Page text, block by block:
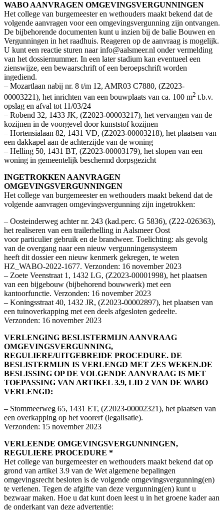
WABO AANVRAGEN OMGEVINGSVERGUNNINGEN
Het college van burgemeester en wethouders maakt bekend dat de
volgende aanvragen voor een omgevingsvergunning zijn ontvangen.
De bijbehorende documenten kunt u inzien bij de balie Bouwen en
Vergunningen in het raadhuis. Reageren op de aanvraag is mogelijk.
U kunt een reactie sturen naar info@aalsmeer.nl onder vermelding
van het dossiernummer. In een later stadium kan eventueel een
zienswijze, een bewaarschrift of een beroepschrift worden
ingediend.
– Mozartlaan nabij nr. 8 t/m 12, AMR03 C7880, (Z2023-
00003221), het inrichten van een bouwplaats van ca. 100 m2 t.b.v.
opslag en afval tot 11/03/24
– Robend 32, 1433 JK, (Z2023-00003217), het vervangen van de
kozijnen in de voorgevel door kunststof kozijnen
– Hortensialaan 82, 1431 VD, (Z2023-00003218), het plaatsen van
een dakkapel aan de achterzijde van de woning
– Helling 50, 1431 BT, (Z2023-00003179), het slopen van een
woning in gemeentelijk beschermd dorpsgezicht
INGETROKKEN AANVRAGEN
OMGEVINGSVERGUNNINGEN
Het college van burgemeester en wethouders maakt bekend dat de
volgende aanvragen omgevingsvergunning zijn ingetrokken:
– Oosteinderweg achter nr. 243 (kad.perc. G 5836), (Z22-026363),
het realiseren van een trailerhelling in Aalsmeer Oost
voor particulier gebruik en de brandweer. Toelichting: als gevolg
van de overgang naar een nieuw vergunningensysteem
heeft dit dossier een nieuw kenmerk gekregen, te weten
HZ_WABO-2022-1677. Verzonden: 16 november 2023
– Zoete Veenstraat 1, 1432 LG, (Z2023-00001998), het plaatsen
van een bijgebouw (bijbehorend bouwwerk) met een
kantoorfunctie. Verzonden: 16 november 2023
– Koningsstraat 40, 1432 JR, (Z2023-00002897), het plaatsen van
een tuinoverkapping met een deels afgesloten gedeelte.
Verzonden: 16 november 2023
VERLENGING BESLISTERMIJN AANVRAAG
OMGEVINGSVERGUNNING,
REGULIERE/UITGEBREIDE PROCEDURE. DE
BESLISTERMIJN IS VERLENGD MET ZES WEKEN.DE
BESLISSING OP DE VOLGENDE AANVRAAG IS MET
TOEPASSING VAN ARTIKEL 3.9, LID 2 VAN DE WABO
VERLENGD:
– Stommeerweg 65, 1431 ET, (Z2023-00002321), het plaatsen van
een overkapping op het voorerf (legalisatie).
Verzonden: 15 november 2023
VERLEENDE OMGEVINGSVERGUNNINGEN,
REGULIERE PROCEDURE *
Het college van burgemeester en wethouders maakt bekend dat op
grond van artikel 3.9 van de Wet algemene bepalingen
omgevingsrecht besloten is de volgende omgevingsvergunning(en)
te verlenen. Tegen de afgifte van deze vergunning(en) kunt u
bezwaar maken. Hoe u dat kunt doen leest u in het groene kader aan
de onderkant van deze advertentie: